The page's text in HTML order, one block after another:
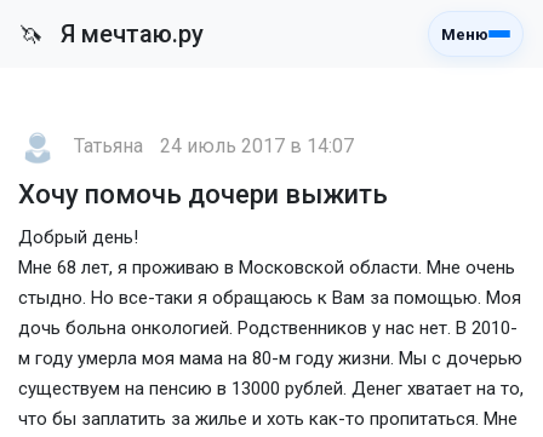
🦄 Я мечтаю.ру Меню
Татьяна 24 июль 2017 в 14:07
Хочу помочь дочери выжить
Добрый день!
Мне 68 лет, я проживаю в Московской области. Мне очень
стыдно. Но все-таки я обращаюсь к Вам за помощью. Моя
дочь больна онкологией. Родственников у нас нет. В 2010-
м году умерла моя мама на 80-м году жизни. Мы с дочерью
существуем на пенсию в 13000 рублей. Денег хватает на то,
что бы заплатить за жилье и хоть как-то пропитаться. Мне